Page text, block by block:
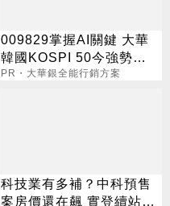
009829掌握AI關鍵 大華
韓國KOSPI 50今強勢開
募
PR・大華銀全能行銷方案
科技業有多補？中科預售
案房價還在飆 實登續站7